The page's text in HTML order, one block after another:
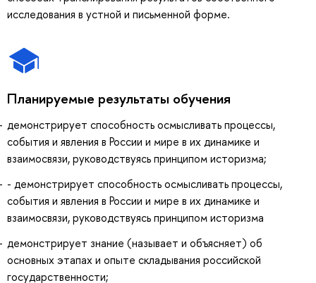
исследования в устной и письменной форме.
Планируемые результаты обучения
демонстрирует способность осмысливать процессы,
события и явления в России и мире в их динамике и
взаимосвязи, руководствуясь принципом историзма;
- демонстрирует способность осмысливать процессы,
события и явления в России и мире в их динамике и
взаимосвязи, руководствуясь принципом историзма
демонстрирует знание (называет и объясняет) об
основных этапах и опыте складывания российской
государственности;